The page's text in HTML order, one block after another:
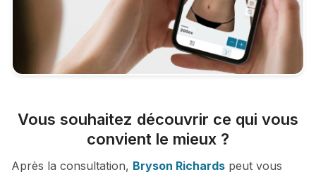
Vous souhaitez découvrir ce qui vous
convient le mieux ?
Après la consultation, Bryson Richards peut vous